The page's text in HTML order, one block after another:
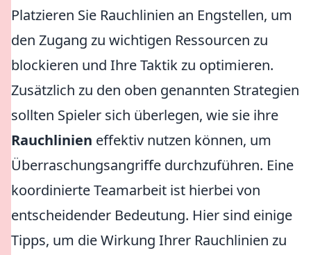
Platzieren Sie Rauchlinien an Engstellen, um
den Zugang zu wichtigen Ressourcen zu
blockieren und Ihre Taktik zu optimieren.
Zusätzlich zu den oben genannten Strategien
sollten Spieler sich überlegen, wie sie ihre
Rauchlinien effektiv nutzen können, um
Überraschungsangriffe durchzuführen. Eine
koordinierte Teamarbeit ist hierbei von
entscheidender Bedeutung. Hier sind einige
Tipps, um die Wirkung Ihrer Rauchlinien zu